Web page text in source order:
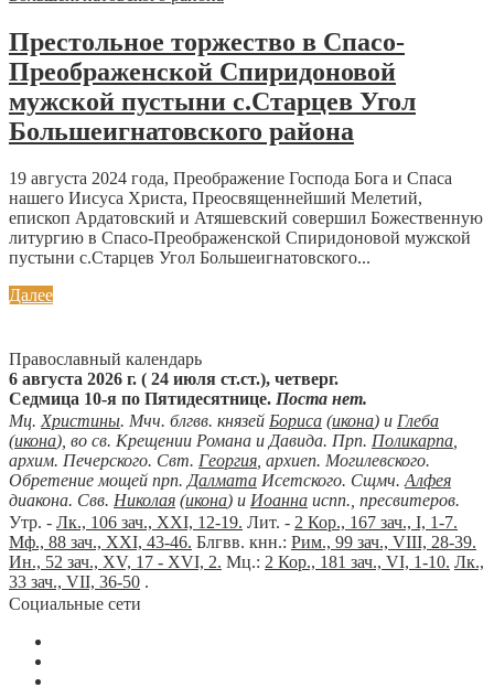
Престольное торжество в Спасо-
Преображенской Спиридоновой
мужской пустыни с.Старцев Угол
Большеигнатовского района
19 августа 2024 года, Преображение Господа Бога и Спаса
нашего Иисуса Христа, Преосвященнейший Мелетий,
епископ Ардатовский и Атяшевский совершил Божественную
литургию в Спасо-Преображенской Спиридоновой мужской
пустыни с.Старцев Угол Большеигнатовского...
Далее
Православный календарь
6 августа 2026 г. ( 24 июля ст.ст.), четверг.
Седмица 10-я по Пятидесятнице. Поста нет.
Мц. Христины. Мчч. блгвв. князей Бориса (икона) и Глеба
(икона), во св. Крещении Романа и Давида. Прп. Поликарпа
архим. Печерского. Свт. Георгия , архиеп. Могилевского.
Обретение мощей прп. Далмата Исетского. Сщмч. Алфея
диакона. Свв. Николая (икона) и Иоанна испп., пресвитеров.
Утр. - Лк., 106 зач., XXI, 12-19. Лит. - 2 Кор., 167 зач., I, 1-7.
Мф., 88 зач., XXI, 43-46. Блгвв. кнн.: Рим., 99 зач., VIII, 28-39.
Ин., 52 зач., XV, 17 - XVI, 2. Мц.: 2 Кор., 181 зач., VI, 1-10. Лк.,
33 зач., VII, 36-50 .
Социальные сети